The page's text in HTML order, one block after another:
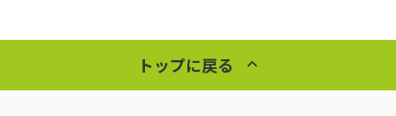
トップに戻る